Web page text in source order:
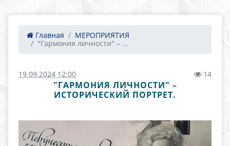
Главная
МЕРОПРИЯТИЯ
"Гармония личности" – ...
19.09.2024 12:00 14
"ГАРМОНИЯ ЛИЧНОСТИ" –
ИСТОРИЧЕСКИЙ ПОРТРЕТ.